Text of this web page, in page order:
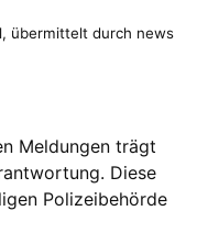
übermittelt durch news
Meldungen trägt
Diese
Polizeibehörde